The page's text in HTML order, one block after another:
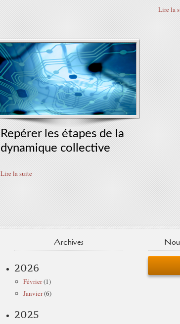
Lire la
Repérer les étapes de la
dynamique collective
Lire la suite
Archives
2026
Février(1)
Janvier(6)
2025